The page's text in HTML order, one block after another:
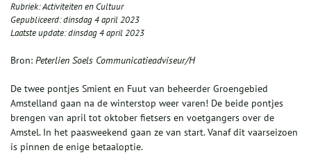
Rubriek:Activiteiten en Cultuur
Gepubliceerd:dinsdag 4 april 2023
Laatste update:dinsdag 4 april 2023
Bron: Peterlien Soels Communicatieadviseur/H
De twee pontjes Smient en Fuut van beheerder Groengebied
Amstelland gaan na de winterstop weer varen! De beide pontjes
brengen van april tot oktober fietsers en voetgangers over de
Amstel. In het paasweekend gaan ze van start. Vanaf dit vaarseizoen
is pinnen de enige betaaloptie.